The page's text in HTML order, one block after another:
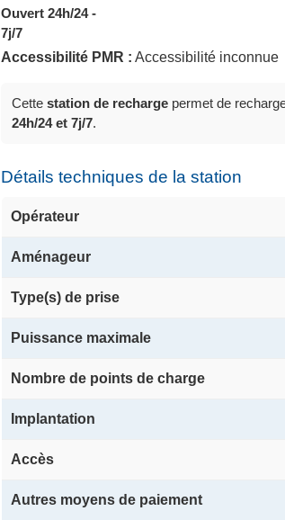
Ouvert 24h/24 -
7j/7
Accessibilité PMR : Accessibilité inconnue
Cette station de recharge permet de
24h/24 et 7j/7.
Détails techniques de la station
Opérateur
Aménageur
Type(s) de prise
Puissance maximale
Nombre de points de charge
Implantation
Accès
Autres moyens de paiement